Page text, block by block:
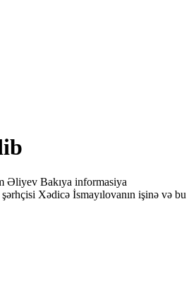
Əliyev Bakıya informasiya
Xədicə İsmayılovanın işinə və bu